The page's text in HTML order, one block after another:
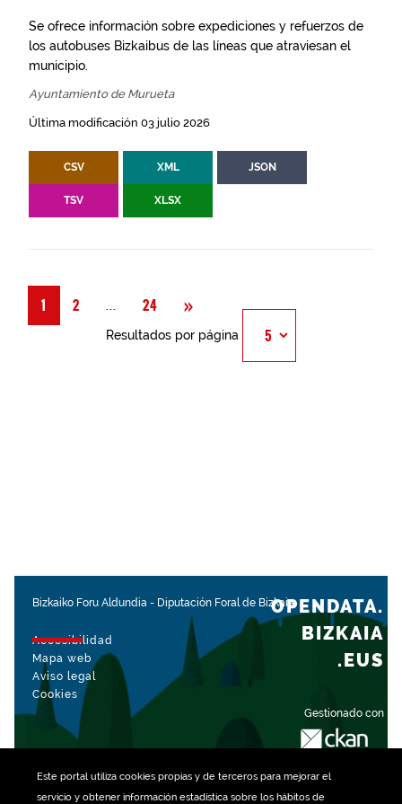
Este portal utiliza cookiespropias y de terceros para mejorar el
servicio y obtener información estadística sobre los hábitos de
Se ofrece información sobre expediciones y refuerzos de
los autobuses Bizkaibus de las líneas que atraviesan el
municipio.
Ayuntamiento de Murueta
Última modificación 03 julio 2026
CSV XML JSON
TSV XLSX
1 2 Página
... 24 » Siguiente
Resultados por página
Bizkaiko Foru Aldundia - Diputación Foral de Bizkaia
Accesibilidad
Mapa web
Aviso legal
Cookies
Gestionado con
OPENDATA.
BIZKAIA
.EUS